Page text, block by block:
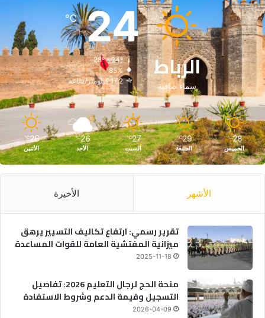
الرباط
سماء صافية
24
℃
28º - 24º
85%
1.62 كيلومتر/ساعة
28
℃
الخميس
29
℃
الجمعة
27
℃
السبت
26
℃
الأحد
26
℃
الأثنين
الأشهر الأخيرة
تقرير رسمي: ارتفاع تكاليف التسيير يرهق
ميزانية المفتشية العامة للقوات المساعدة
2025-11-18
منحة الحج لرجال التعليم 2026: تفاصيل
التسجيل وقيمة الدعم وشروط الاستفادة
2026-04-09